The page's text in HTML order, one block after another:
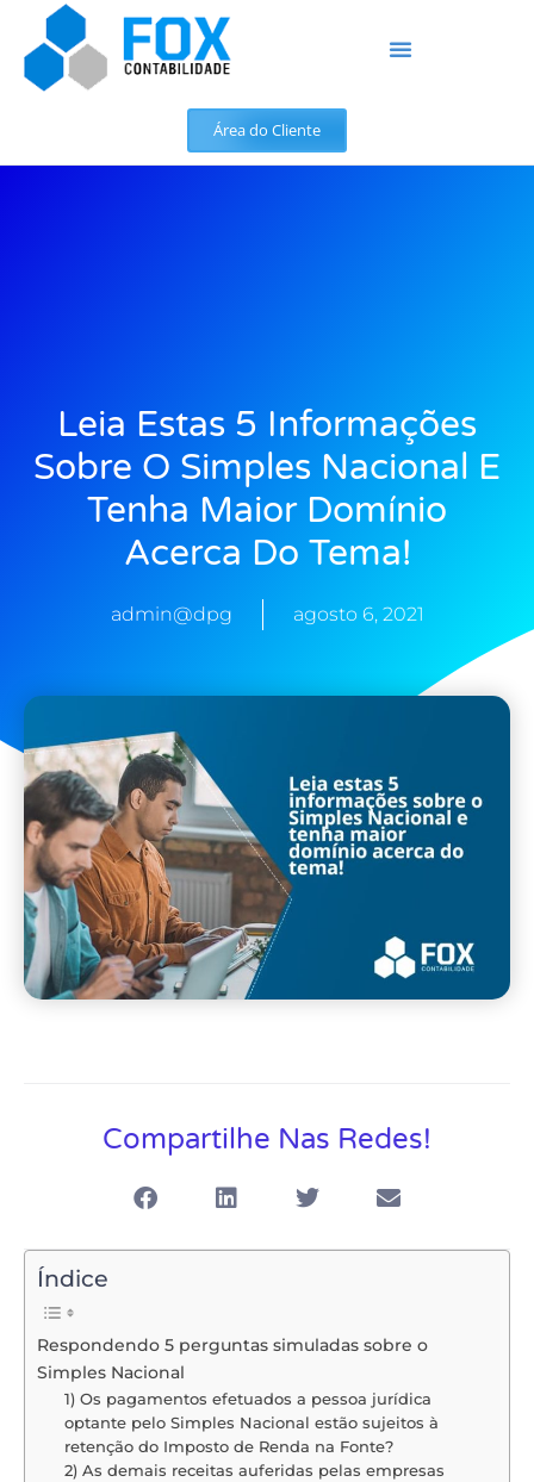
Área do Cliente
Leia Estas 5 Informações
Sobre O Simples Nacional E
Tenha Maior Domínio
Acerca Do Tema!
admin@dpg agosto 6, 2021
Compartilhe Nas Redes!
Índice
Respondendo 5 perguntas simuladas sobre o
Simples Nacional
1) Os pagamentos efetuados a pessoa jurídica
optante pelo Simples Nacional estão sujeitos à
retenção do Imposto de Renda na Fonte?
2) As demais receitas auferidas pelas empresas